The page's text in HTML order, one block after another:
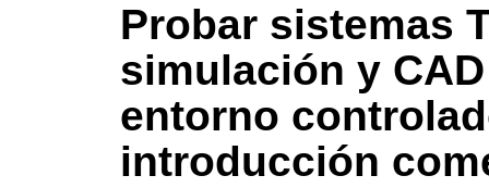
Probar sistemas
simulación y
entorno
introducción